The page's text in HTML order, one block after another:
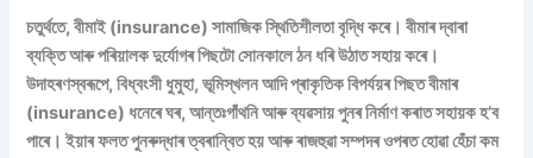
চতুৰ্থতে, বীমাই (insurance) সামাজিক স্থিতিশীলতা বৃদ্ধি কৰে। বীমাৰ দ্বাৰা
ব্যক্তি আৰু পৰিয়ালক দুৰ্যোগৰ পিছটো সোনকালে ঠন ধৰি উঠাত সহায় কৰে।
উদাহৰণস্বৰূপে, বিধ্বংসী ধুমুহা, ভূমিস্খলন আদি প্ৰাকৃতিক বিপৰ্যয়ৰ পিছত বীমাৰ
(insurance) ধনেৰে ঘৰ, আন্তঃগাঁথনি আৰু ব্যৱসায় পুনৰ নিৰ্মাণ কৰাত সহায়ক হ’ব
পাৰে। ইয়াৰ ফলত পুনৰুদ্ধাৰ ত্বৰান্বিত হয় আৰু ৰাজহুৱা সম্পদৰ ওপৰত হোৱা হেঁচা কম